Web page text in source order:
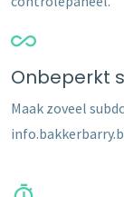
Onbeperkt
Maak zoveel